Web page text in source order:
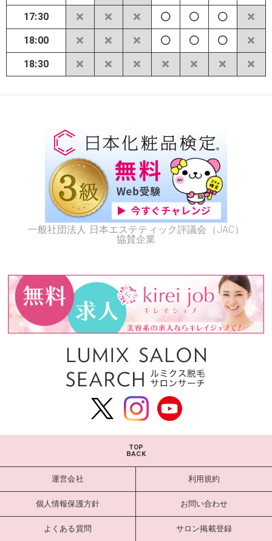
17:30
18:00
18:30
一般社団法人 日本エステティック評議会（JAC）
協賛企業
TOP
BACK
運営会社 利用規約
個人情報保護方針 お問い合わせ
よくある質問 サロン掲載登録